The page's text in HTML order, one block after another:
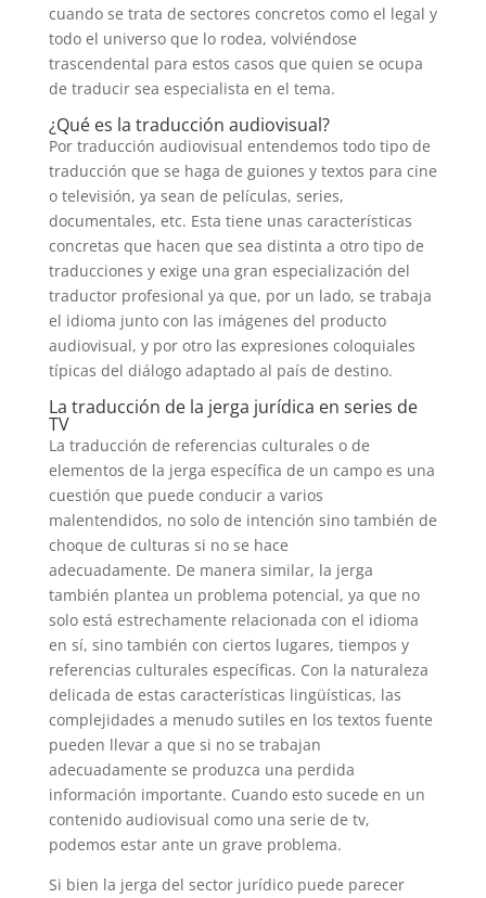
cuando se trata de sectores concretos como el legal y
todo el universo que lo rodea, volviéndose
trascendental para estos casos que quien se ocupa
de traducir sea especialista en el tema.
¿Qué es la traducción audiovisual?
Por traducción audiovisual entendemos todo tipo de
traducción que se haga de guiones y textos para cine
o televisión, ya sean de películas, series,
documentales, etc. Esta tiene unas características
concretas que hacen que sea distinta a otro tipo de
traducciones y exige una gran especialización del
traductor profesional ya que, por un lado, se trabaja
el idioma junto con las imágenes del producto
audiovisual, y por otro las expresiones coloquiales
típicas del diálogo adaptado al país de destino.
La traducción de la jerga jurídica en series de
TV
La traducción de referencias culturales o de
elementos de la jerga específica de un campo es una
cuestión que puede conducir a varios
malentendidos, no solo de intención sino también de
choque de culturas si no se hace
adecuadamente. De manera similar, la jerga
también plantea un problema potencial, ya que no
solo está estrechamente relacionada con el idioma
en sí, sino también con ciertos lugares, tiempos y
referencias culturales específicas. Con la naturaleza
delicada de estas características lingüísticas, las
complejidades a menudo sutiles en los textos fuente
pueden llevar a que si no se trabajan
adecuadamente se produzca una perdida
información importante. Cuando esto sucede en un
contenido audiovisual como una serie de tv,
podemos estar ante un grave problema.
Si bien la jerga del sector jurídico puede parecer